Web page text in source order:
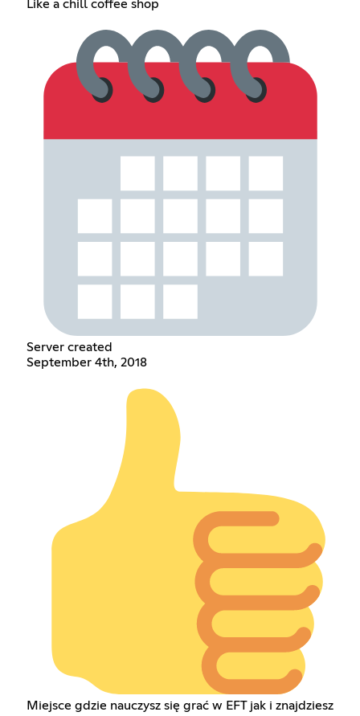
Like a chill coffee shop
Server created
September 4th, 2018
Miejsce gdzie nauczysz się grać w EFT jak i znajdziesz